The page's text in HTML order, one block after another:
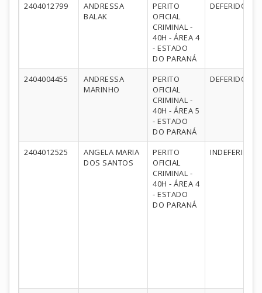
2404012799
ANDRESSA
BALAK
PERITO
OFICIAL
CRIMINAL -
40H - ÁREA 4
- ESTADO
DO PARANÁ
DEFERIDO
2404004455
ANDRESSA
MARINHO
PERITO
OFICIAL
CRIMINAL -
40H - ÁREA 5
- ESTADO
DO PARANÁ
DEFERIDO
2404012525
ANGELA MARIA
DOS SANTOS
PERITO
OFICIAL
CRIMINAL -
40H - ÁREA 4
- ESTADO
DO PARANÁ
INDEFERIDO